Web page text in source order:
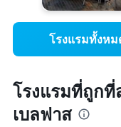
โรงแรมทั้งหม
โรงแรมที่ถูก
เบลฟาส